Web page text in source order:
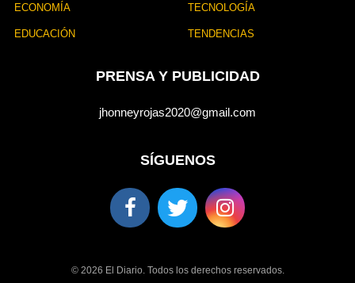
ECONOMÍA
EDUCACIÓN
TECNOLOGÍA
TENDENCIAS
PRENSA Y PUBLICIDAD
jhonneyrojas2020@gmail.com
SÍGUENOS
© 2026 El Diario. Todos los derechos reservados.